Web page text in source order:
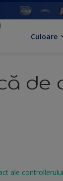
Culoare
de
ale